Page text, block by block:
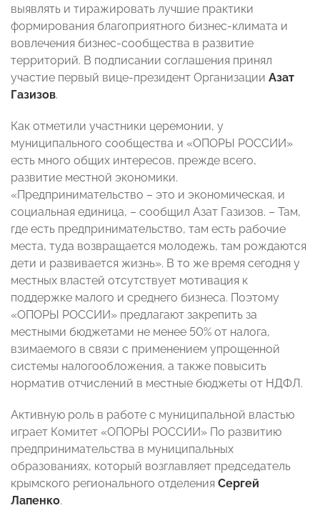
выявлять и тиражировать лучшие практики
формирования благоприятного бизнес-климата и
вовлечения бизнес-сообщества в развитие
территорий. В подписании соглашения принял
участие первый вице-президент Организации Азат
Газизов.
Как отметили участники церемонии, у
муниципального сообщества и «ОПОРЫ РОССИИ»
есть много общих интересов, прежде всего,
развитие местной экономики.
«Предпринимательство – это и экономическая, и
социальная единица, – сообщил Азат Газизов. – Там,
где есть предпринимательство, там есть рабочие
места, туда возвращается молодежь, там рождаются
дети и развивается жизнь». В то же время сегодня у
местных властей отсутствует мотивация к
поддержке малого и среднего бизнеса. Поэтому
«ОПОРЫ РОССИИ» предлагают закрепить за
местными бюджетами не менее 50% от налога,
взимаемого в связи с применением упрощенной
системы налогообложения, а также повысить
норматив отчислений в местные бюджеты от НДФЛ.
Активную роль в работе с муниципальной властью
играет Комитет «ОПОРЫ РОССИИ» По развитию
предпринимательства в муниципальных
образованиях, который возглавляет председатель
крымского регионального отделения Сергей
Лапенко.